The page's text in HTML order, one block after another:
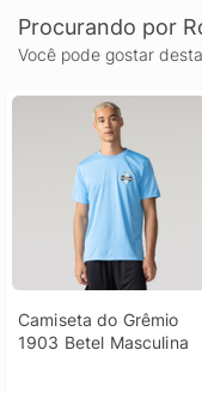
Procurando por
Você pode gostar
Camiseta do Grêmio
1903 Betel Masculina